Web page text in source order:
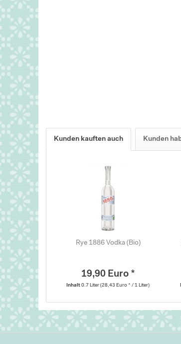
Kunden kauften auch Kunden
Rye 1886 Vodka (Bio)
19,90 Euro *
Inhalt0.7 Liter(28,43 Euro * / 1 Liter)